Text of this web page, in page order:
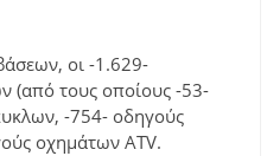
οι -1.629-
(από τους οποίους -53-
-754- οδηγούς
οχημάτων ATV.